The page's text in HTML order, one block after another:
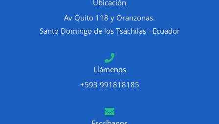
Ubicación
Av Quito 118 y Oranzonas.
Santo Domingo de los Tsáchilas - Ecuador
Llámenos
+593 991818185